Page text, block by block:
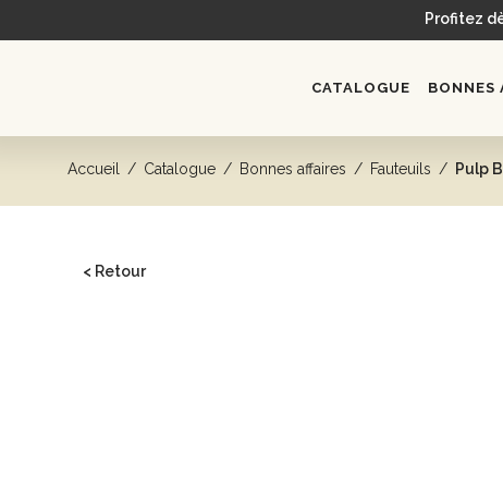
Profitez
CATALOGUE BONNES
Accueil / Catalogue / Bonnes affaires / Fauteuils / Pulp
< Retour